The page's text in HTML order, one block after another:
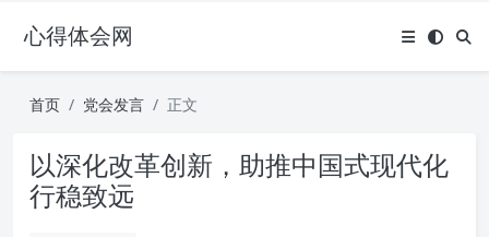
心得体会网
首页 党会发言 正文
以深化改革创新，助推中国式现代化
行稳致远